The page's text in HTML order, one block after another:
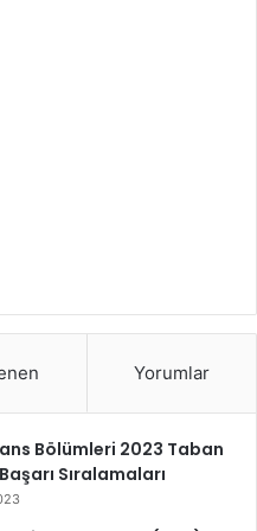
Yorumlar
Bölümleri 2023 Taban
Sıralamaları